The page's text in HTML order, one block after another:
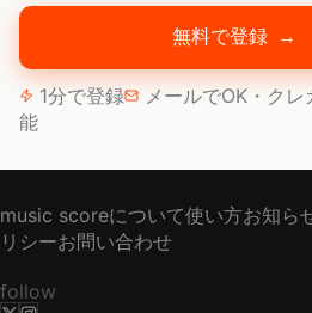
無料で登録 →
1分で登録 メールでOK・クレ
能
music scoreについて使い方お知ら
リシーお問い合わせ
follow